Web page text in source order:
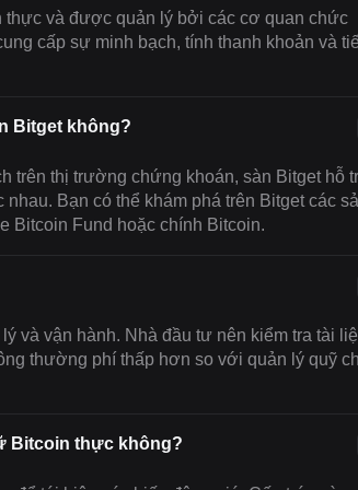
thực và được quản lý bởi các cơ quan chức
cấp sự minh bạch, tính thanh khoản và
Bitget không?
trên thị trường chứng khoán, sàn Bitget hỗ
Bạn có thể khám phá trên Bitget các
Bitcoin Fund hoặc chính Bitcoin.
và vận hành. Nhà đầu tư nên kiểm tra tài
thường phí thấp hơn so với quản lý quỹ
Bitcoin thực không?